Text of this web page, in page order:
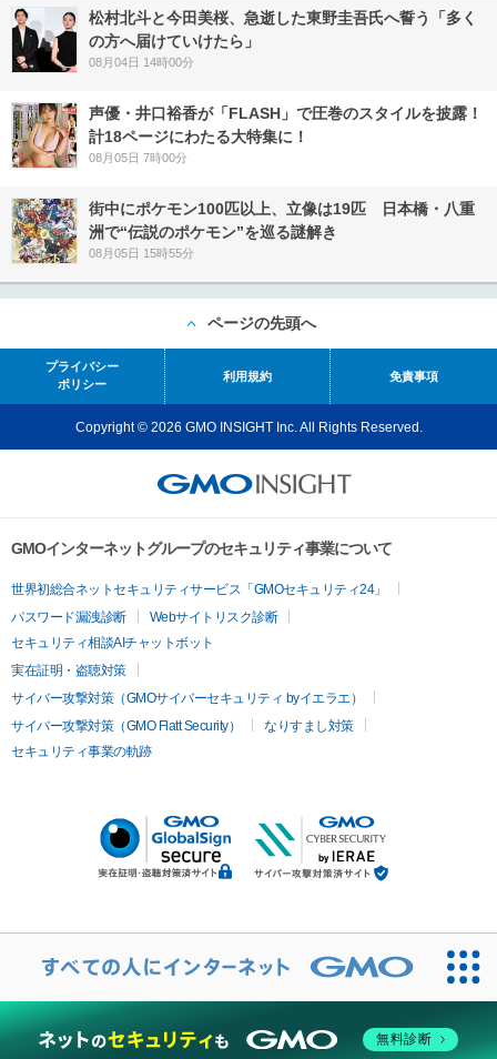
松村北斗と今田美桜、急逝した東野圭吾氏へ誓う「多く
の方へ届けていけたら」
08月04日 14時00分
声優・井口裕香が「FLASH」で圧巻のスタイルを披露！
計18ページにわたる大特集に！
08月05日 7時00分
街中にポケモン100匹以上、立像は19匹 日本橋・八重
洲で“伝説のポケモン”を巡る謎解き
08月05日 15時55分
ページの先頭へ
プライバシー
ポリシー
利用規約 免責事項
Copyright © 2026 GMO INSIGHT Inc. All Rights Reserved.
GMOインターネットグループのセキュリティ事業について
世界初総合ネットセキュリティサービス「GMOセキュリティ24」
パスワード漏洩診断
Webサイトリスク診断
セキュリティ相談AIチャットボット
実在証明・盗聴対策
サイバー攻撃対策（GMOサイバーセキュリティ byイエラエ）
サイバー攻撃対策（GMO Flatt Security）
なりすまし対策
セキュリティ事業の軌跡
無料診断